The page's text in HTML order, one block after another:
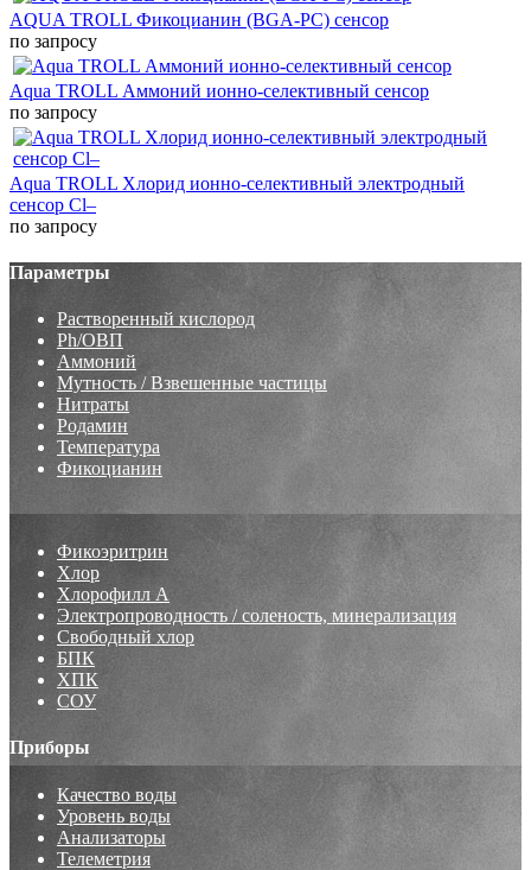
AQUA TROLL Фикоцианин (BGA-PC) сенсор
по запросу
Aqua TROLL Аммоний ионно-селективный сенсор
по запросу
Aqua TROLL Хлорид ионно-селективный электродный
сенсор Cl–
по запросу
Параметры
Растворенный кислород
Ph/ОВП
Аммоний
Мутность / Взвешенные частицы
Нитраты
Родамин
Температура
Фикоцианин
Фикоэритрин
Хлор
Хлорофилл А
Электропроводность / соленость, минерализация
Свободный хлор
БПК
ХПК
СОУ
Приборы
Качество воды
Уровень воды
Анализаторы
Телеметрия